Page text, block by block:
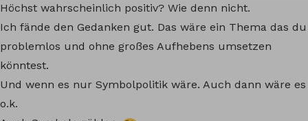
Höchst wahrscheinlich positiv? Wie denn nicht.
Ich fände den Gedanken gut. Das wäre ein Thema das du
problemlos und ohne großes Aufhebens umsetzen
könntest.
Und wenn es nur Symbolpolitik wäre. Auch dann wäre es
o.k.